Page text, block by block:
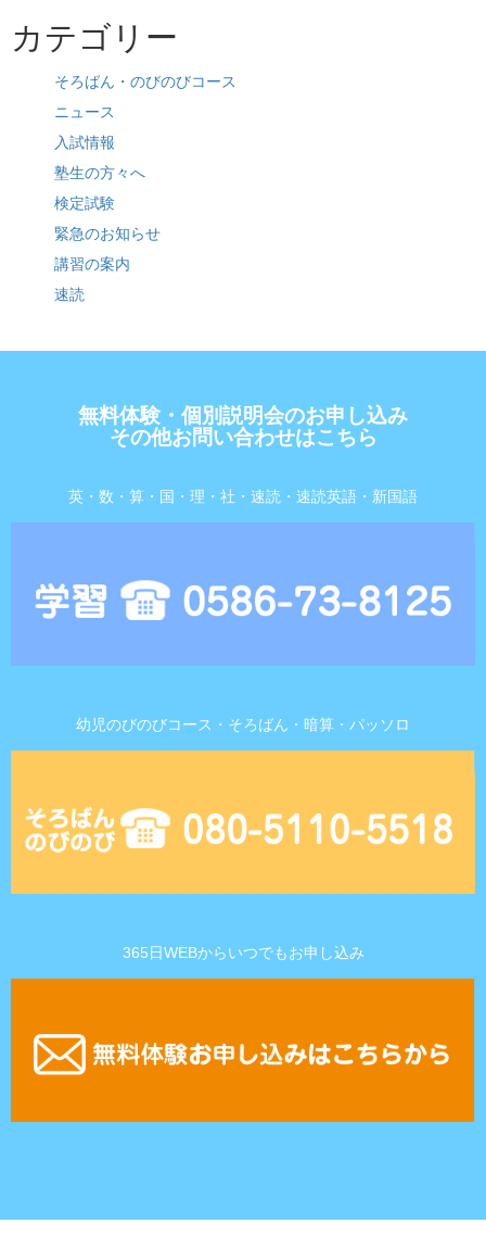
カテゴリー
そろばん・のびのびコース
ニュース
入試情報
塾生の方々へ
検定試験
緊急のお知らせ
講習の案内
速読
無料体験・個別説明会のお申し込み
その他お問い合わせはこちら
英・数・算・国・理・社・速読・速読英語・新国語
幼児のびのびコース・そろばん・暗算・パッソロ
365日WEBからいつでもお申し込み